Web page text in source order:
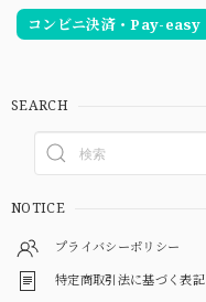
コンビニ決済・Pay-easy
SEARCH
NOTICE
プライバシーポリシー
特定商取引法に基づく表記